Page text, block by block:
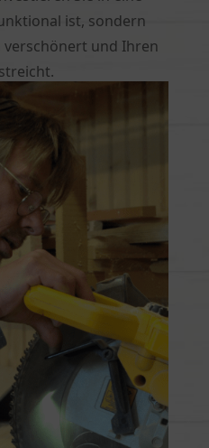
ist, sondern
und Ihren